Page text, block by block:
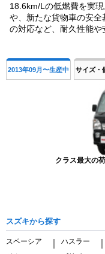
18.6km/Lの低燃費を実
や、新たな貨物車の安
の対応など、耐久性能や
2013年09月〜生産中 サイズ・
クラス最大の
スズキから探す
スペーシア ハスラー